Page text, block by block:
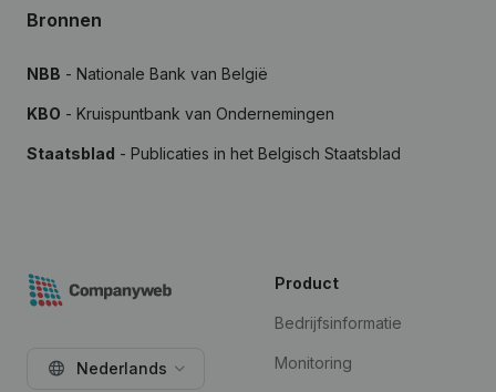
Bronnen
NBB - Nationale Bank van België
KBO - Kruispuntbank van Ondernemingen
Staatsblad - Publicaties in het Belgisch Staatsblad
Nederlands
Product
Bedrijfsinformatie
Monitoring